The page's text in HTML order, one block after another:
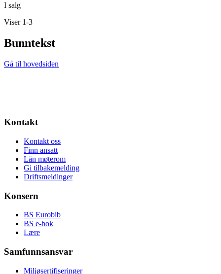
I salg
Viser 1-3
Bunntekst
Gå til hovedsiden
Kontakt
Kontakt oss
Finn ansatt
Lån møterom
Gi tilbakemelding
Driftsmeldinger
Konsern
BS Eurobib
BS e-bok
Lære
Samfunnsansvar
Miljøsertifiseringer